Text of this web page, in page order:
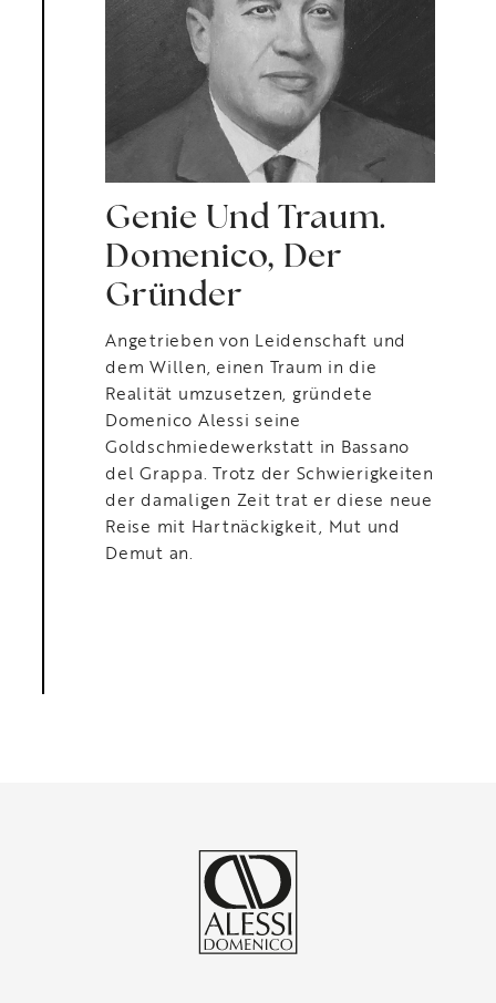
Genie Und Traum.
Domenico, Der
Gründer
Angetrieben von Leidenschaft und
dem Willen, einen Traum in die
Realität umzusetzen, gründete
Domenico Alessi seine
Goldschmiedewerkstatt in Bassano
del Grappa. Trotz der Schwierigkeiten
der damaligen Zeit trat er diese neue
Reise mit Hartnäckigkeit, Mut und
Demut an.